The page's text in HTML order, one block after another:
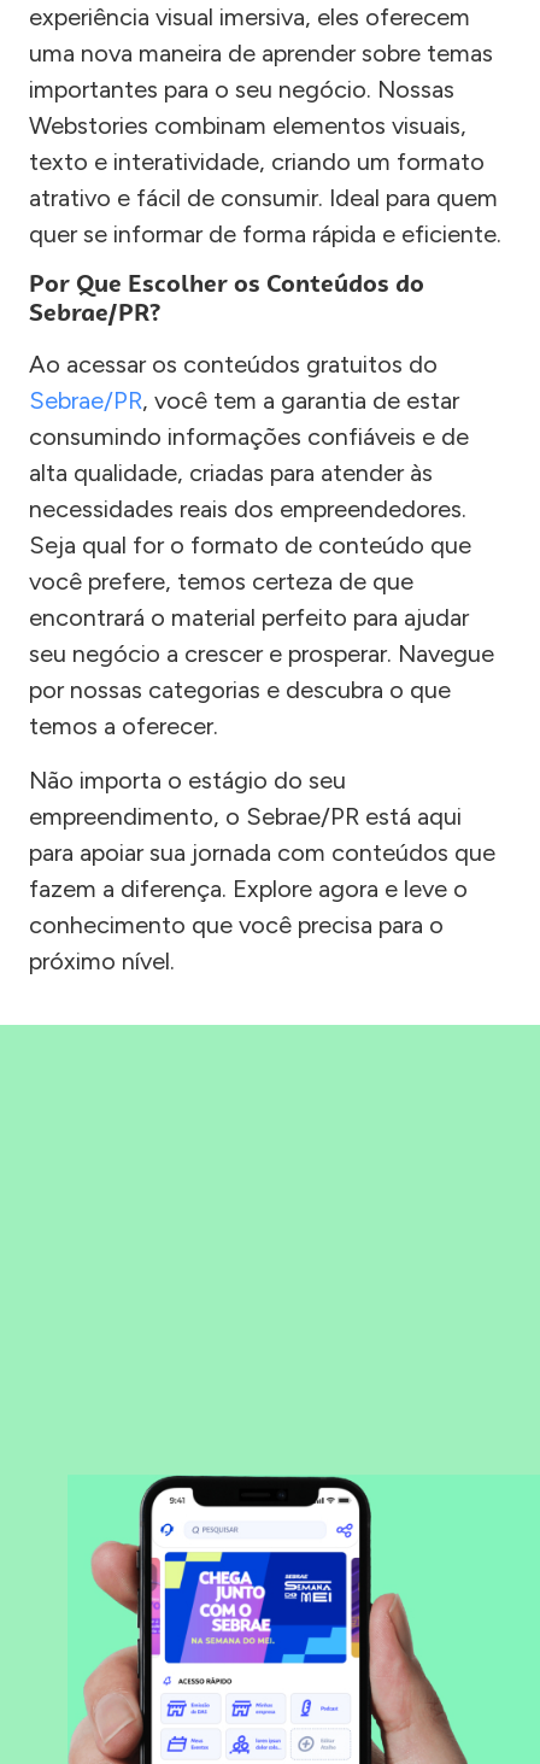
experiência visual imersiva, eles oferecem
uma nova maneira de aprender sobre temas
importantes para o seu negócio. Nossas
Webstories combinam elementos visuais,
texto e interatividade, criando um formato
atrativo e fácil de consumir. Ideal para quem
quer se informar de forma rápida e eficiente.
Por Que Escolher os Conteúdos do
Sebrae/PR?
Ao acessar os conteúdos gratuitos do
Sebrae/PR, você tem a garantia de estar
consumindo informações confiáveis e de
alta qualidade, criadas para atender às
necessidades reais dos empreendedores.
Seja qual for o formato de conteúdo que
você prefere, temos certeza de que
encontrará o material perfeito para ajudar
seu negócio a crescer e prosperar. Navegue
por nossas categorias e descubra o que
temos a oferecer.
Não importa o estágio do seu
empreendimento, o Sebrae/PR está aqui
para apoiar sua jornada com conteúdos que
fazem a diferença. Explore agora e leve o
conhecimento que você precisa para o
próximo nível.